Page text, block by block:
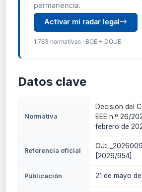
permanencia.
Activar mi radar legal
1.763 normativas · BOE + DOUE
Datos clave
Normativa
Decisión del
EEE n.º 26/
febrero de
Referencia oficial
[2026/954]
Publicación 21 de mayo